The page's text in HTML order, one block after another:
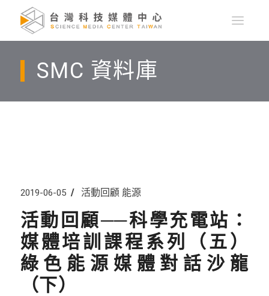
SMC 資料庫
2019-06-05 活動回顧 能源
活動回顧──科學充電站：
媒體培訓課程系列（五）
綠色能源媒體對話沙龍
（下）